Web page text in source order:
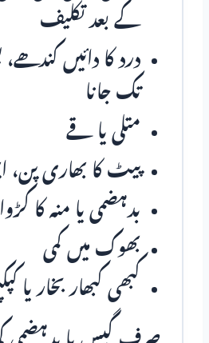
کے بعد تکلیف
درد کا دائیں
تک جانا
متلی یا قے
پیٹ کا بھاری پن،
بدہضمی یا منہ کا
بھوک میں کمی
کبھی کبھار بخار یا